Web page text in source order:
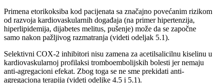
Primena etorikoksiba kod pacijenata sa značajno povećanim rizikom
od razvoja kardiovaskularnih događaja (na primer hipertenzija,
hiperlipidemija, dijabetes melitus, pušenje) može da se započne
samo nakon pažljivog razmatranja (videti odeljak 5.1).
Selektivni COX-2 inhibitori nisu zamena za acetilsalicilnu kiselinu u
kardiovaskularnoj profilaksi tromboembolijskih bolesti jer nemaju
anti-agregacioni efekat. Zbog toga se ne sme prekidati anti-
agregaciona terapija (videti odeljke 4.5 i 5.1).